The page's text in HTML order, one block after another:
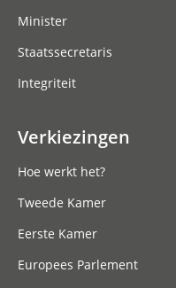
Minister
Staatssecretaris
Integriteit
Verkiezingen
Hoe werkt het?
Tweede Kamer
Eerste Kamer
Europees Parlement